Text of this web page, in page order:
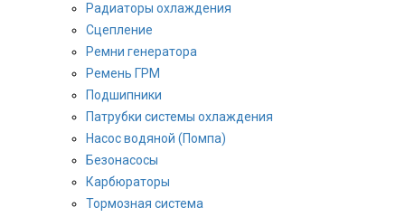
Радиаторы охлаждения
Сцепление
Ремни генератора
Ремень ГРМ
Подшипники
Патрубки системы охлаждения
Насос водяной (Помпа)
Безонасосы
Карбюраторы
Тормозная система